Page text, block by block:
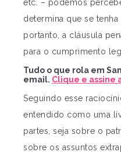
etc. – podemos
determina que se tenha
portanto, a cláusula
para o cumprimento
Tudo o que rola em
email. Clique e assine
Seguindo esse
entendido como uma
partes, seja sobre o
sobre os assuntos